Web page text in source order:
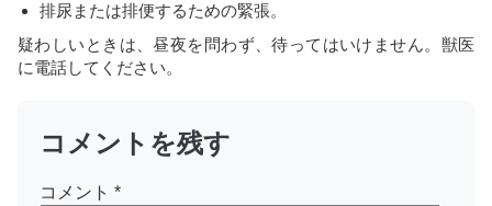
排尿または排便するための緊張。
疑わしいときは、昼夜を問わず、待ってはいけません。獣医
に電話してください。
コメントを残す
コメント *